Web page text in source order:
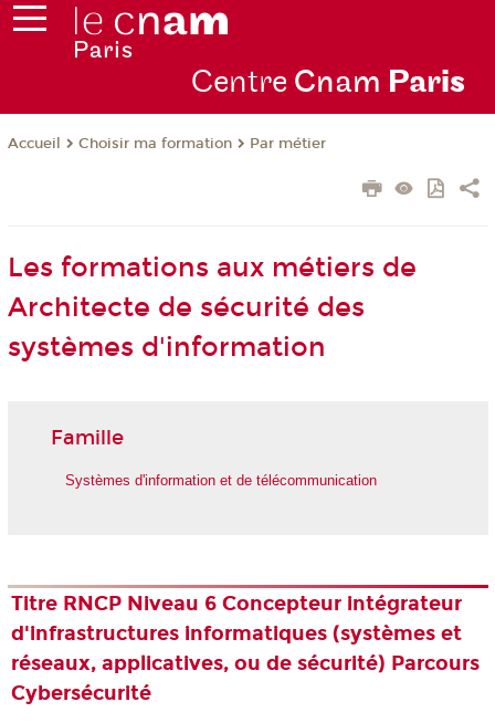
Centre Cnam Paris
Accueil Choisir ma formation Par métier
Les formations aux métiers de
Architecte de sécurité des
systèmes d'information
Famille
Systèmes d'information et de télécommunication
Titre RNCP Niveau 6 Concepteur intégrateur
d'infrastructures informatiques (systèmes et
réseaux, applicatives, ou de sécurité) Parcours
Cybersécurité